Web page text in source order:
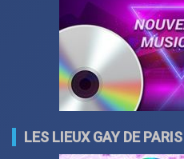
LES LIEUX GAY DE PARIS